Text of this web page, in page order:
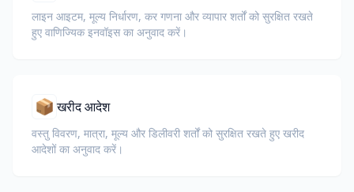
लाइन आइटम, मूल्य निर्धारण, कर गणना और व्यापार शर्तों को सुरक्षित रखते
हुए वाणिज्यिक इनवॉइस का अनुवाद करें।
📦 खरीद आदेश
वस्तु विवरण, मात्रा, मूल्य और डिलीवरी शर्तों को सुरक्षित रखते हुए खरीद
आदेशों का अनुवाद करें।